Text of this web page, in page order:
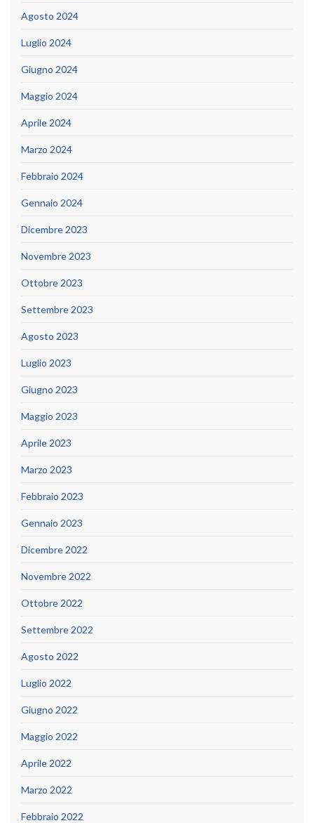
Agosto 2024
Luglio 2024
Giugno 2024
Maggio 2024
Aprile 2024
Marzo 2024
Febbraio 2024
Gennaio 2024
Dicembre 2023
Novembre 2023
Ottobre 2023
Settembre 2023
Agosto 2023
Luglio 2023
Giugno 2023
Maggio 2023
Aprile 2023
Marzo 2023
Febbraio 2023
Gennaio 2023
Dicembre 2022
Novembre 2022
Ottobre 2022
Settembre 2022
Agosto 2022
Luglio 2022
Giugno 2022
Maggio 2022
Aprile 2022
Marzo 2022
Febbraio 2022